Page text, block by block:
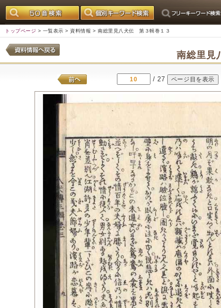
トップページ > 一覧表示 > 資料情報 > 南総里見八犬伝 第３輯巻１３
南総里見
/ 27